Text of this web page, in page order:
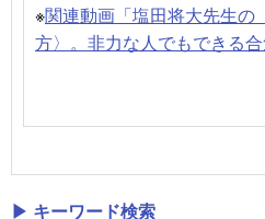
※関連動画「塩田将大先生の
方〉。非力な人でもできる
▶ キーワード検索